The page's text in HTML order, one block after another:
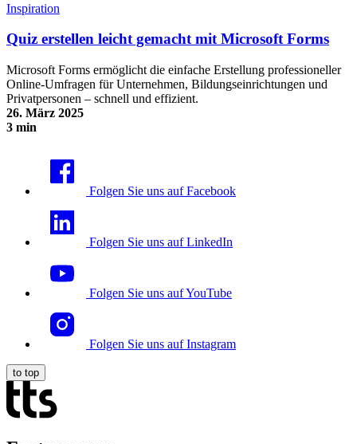
Inspiration
Quiz erstellen leicht gemacht mit Microsoft Forms
Microsoft Forms ermöglicht die einfache Erstellung professioneller
Online-Umfragen für Unternehmen, Bildungseinrichtungen und
Privatpersonen – schnell und effizient.
26. März 2025
3 min
Folgen Sie uns auf Facebook
Folgen Sie uns auf LinkedIn
Folgen Sie uns auf YouTube
Folgen Sie uns auf Instagram
to top